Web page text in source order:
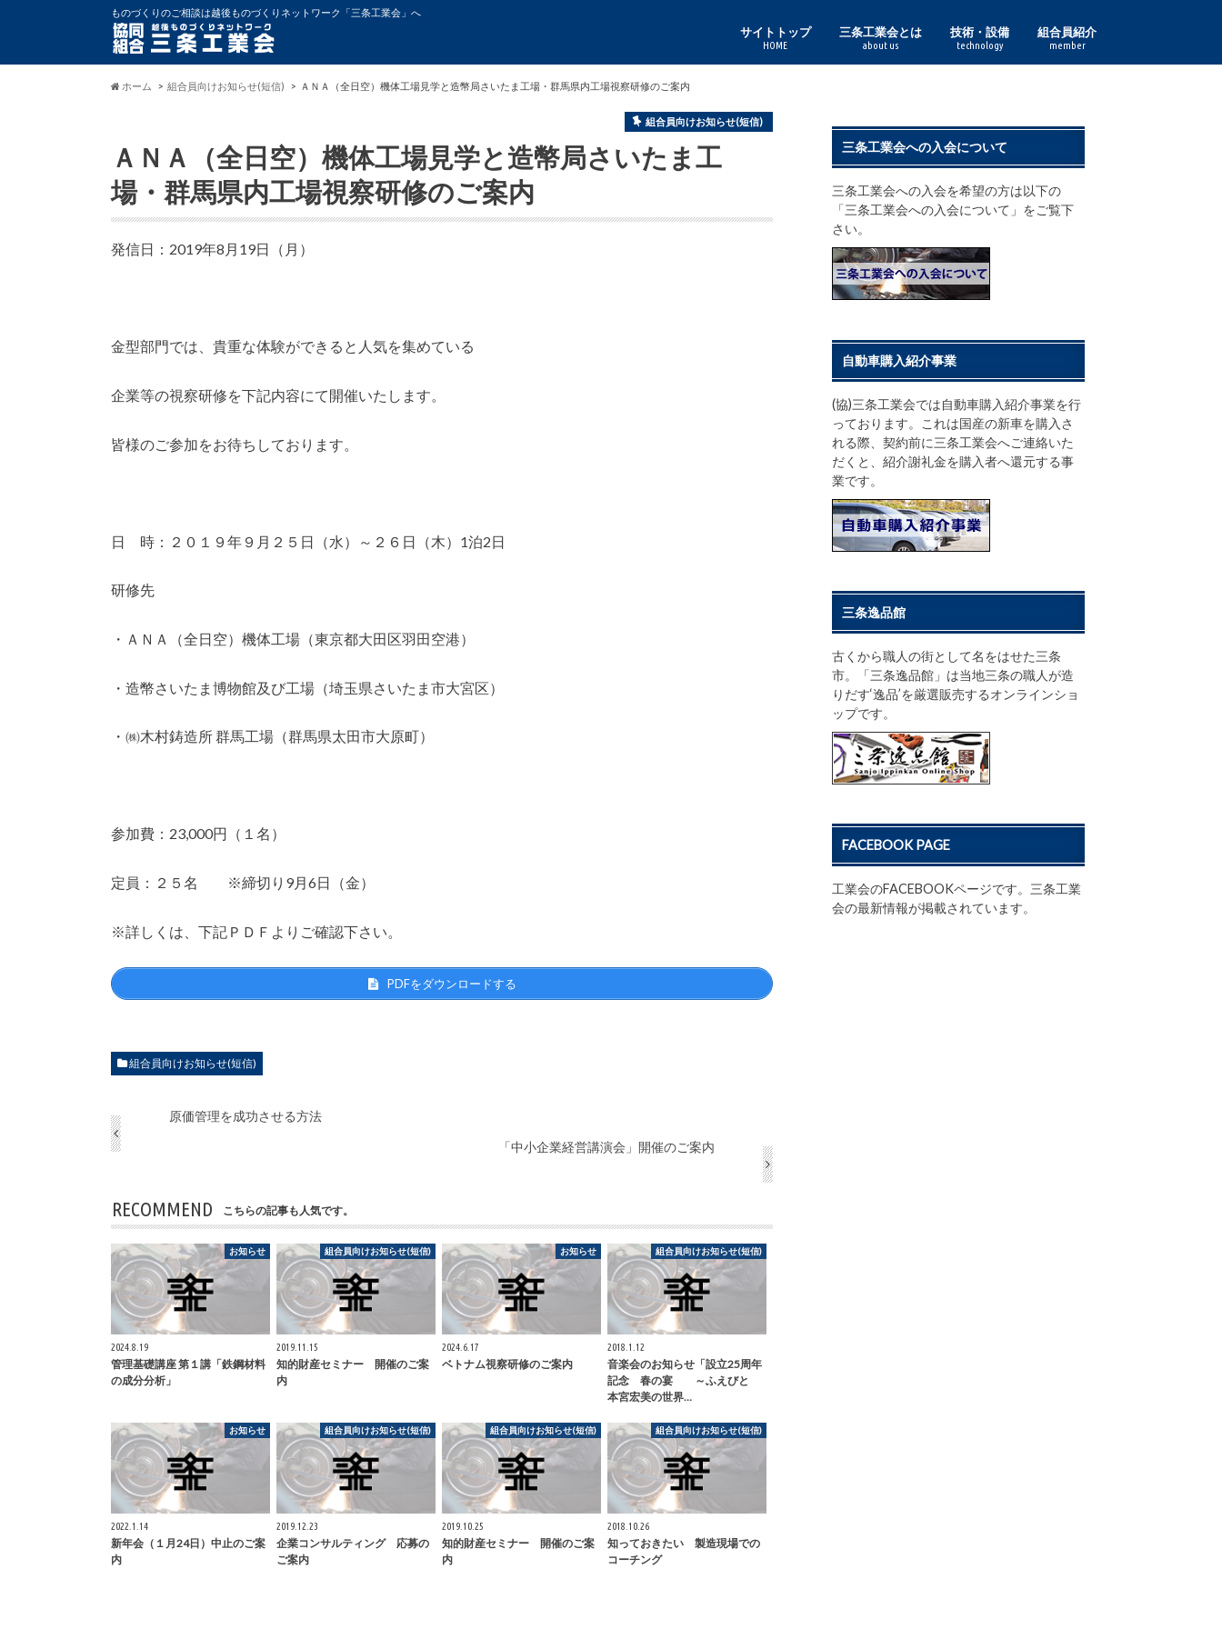
ものづくりのご相談は越後ものづくりネットワーク「三条工業会」へ
サイトトップ
HOME
三条工業会とは
about us
技術・設備
technology
組合員紹介
member
ホーム 組合員向けお知らせ(短信) ＡＮＡ（全日空）機体工場見学と造幣局さいたま工場・群馬県内工場視察研修のご案内
組合員向けお知らせ(短信)
ＡＮＡ（全日空）機体工場見学と造幣局さいたま工
場・群馬県内工場視察研修のご案内
発信日：2019年8月19日（月）
金型部門では、貴重な体験ができると人気を集めている
企業等の視察研修を下記内容にて開催いたします。
皆様のご参加をお待ちしております。
日 時：２０１９年９月２５日（水）～２６日（木）1泊2日
研修先
・ＡＮＡ（全日空）機体工場（東京都大田区羽田空港）
・造幣さいたま博物館及び工場（埼玉県さいたま市大宮区）
・㈱木村鋳造所 群馬工場（群馬県太田市大原町）
参加費：23,000円（１名）
定員：２５名 ※締切り9月6日（金）
※詳しくは、下記ＰＤＦよりご確認下さい。
PDFをダウンロードする
組合員向けお知らせ(短信)
原価管理を成功させる方法
「中小企業経営講演会」開催のご案内
RECOMMEND こちらの記事も人気です。
お知らせ
2024.8.19
管理基礎講座 第１講「鉄鋼材料
の成分分析」
組合員向けお知らせ(短信)
2019.11.15
知的財産セミナー 開催のご案
内
お知らせ
2024.6.17
ベトナム視察研修のご案内
組合員向けお知らせ(短信)
2018.1.12
音楽会のお知らせ「設立25周年
記念 春の宴 ～ふえびと
本宮宏美の世界…
お知らせ
2022.1.14
新年会（１月24日）中止のご案
内
組合員向けお知らせ(短信)
2019.12.23
企業コンサルティング 応募の
ご案内
組合員向けお知らせ(短信)
2019.10.25
知的財産セミナー 開催のご案
内
組合員向けお知らせ(短信)
2018.10.26
知っておきたい 製造現場での
コーチング
三条工業会への入会について
三条工業会への入会を希望の方は以下の
「三条工業会への入会について」をご覧下
さい。
自動車購入紹介事業
(協)三条工業会では自動車購入紹介事業を行
っております。これは国産の新車を購入さ
れる際、契約前に三条工業会へご連絡いた
だくと、紹介謝礼金を購入者へ還元する事
業です。
三条逸品館
古くから職人の街として名をはせた三条
市。「三条逸品館」は当地三条の職人が造
りだす‘逸品’を厳選販売するオンラインショ
ップです。
FACEBOOK PAGE
工業会のFACEBOOKページです。三条工業
会の最新情報が掲載されています。